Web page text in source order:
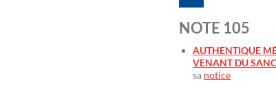
NOTE 105
AUTHENTIQUE
VENANT DU
sa notice